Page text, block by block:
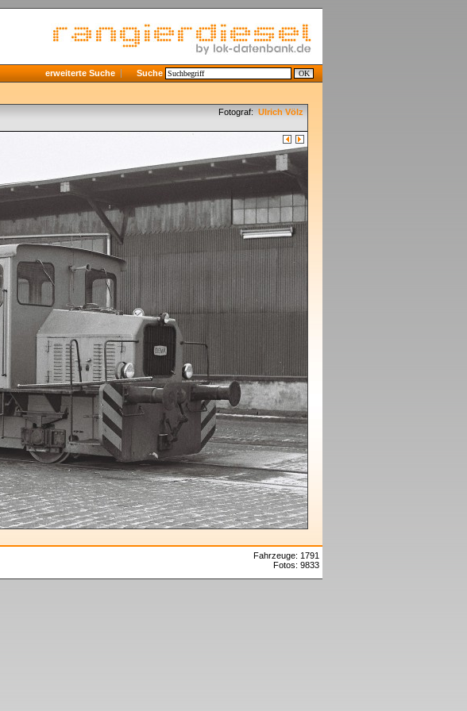
erweiterte Suche Suche
Fotograf: Ulrich Völz
Fahrzeuge: 1791
Fotos: 9833